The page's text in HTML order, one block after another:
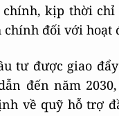
kịp thời
đối với hoạt
tư được giao
đến năm
về quỹ hỗ trợ